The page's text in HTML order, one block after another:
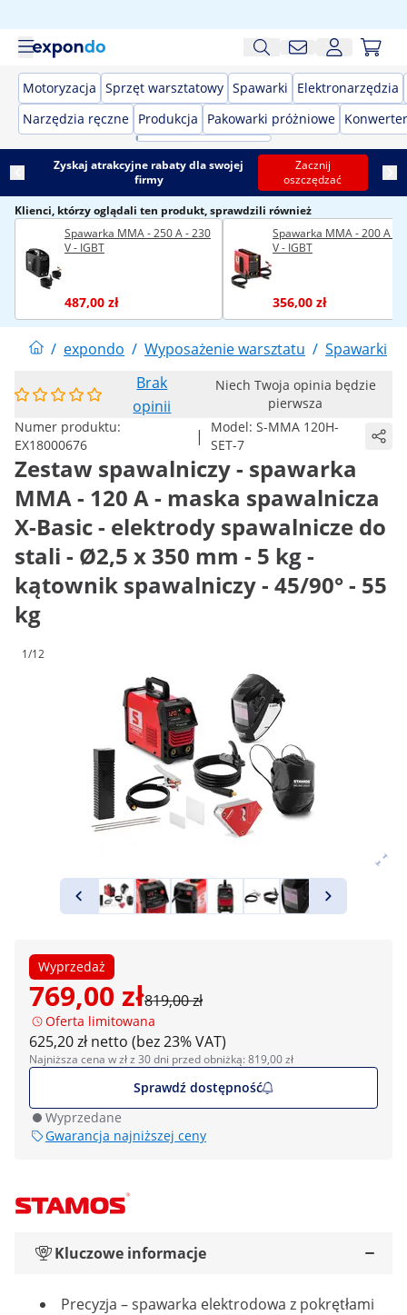
Motoryzacja Sprzęt warsztatowy Spawarki
Elektronarzędzia
Narzędzia ręczne Produkcja Pakowarki próżniowe
Zyskaj atrakcyjne rabaty dla swojej
firmy
Zacznij
oszczędzać
Klienci, którzy oglądali ten produkt, sprawdzili również
Spawarka MMA - 250 A - 230
V - IGBT
487,00 zł
Spawarka MMA - 200 A -
V - IGBT
356,00 zł
/ expondo / Wyposażenie warsztatu / Spawarki
Brak
opinii
Niech Twoja opinia będzie
pierwsza
Numer produktu:
EX18000676
| Model:S-MMA 120H-
SET-7
Zestaw spawalniczy - spawarka
MMA - 120 A - maska spawalnicza
X-Basic - elektrody spawalnicze do
stali - Ø2,5 x 350 mm - 5 kg -
kątownik spawalniczy - 45/90° - 55
kg
1/12
Wyprzedaż
769,00 zł819,00 zł
Oferta limitowana
625,20 zł netto (bez 23% VAT)
Najniższa cena w zł z 30 dni przed obniżką: 819,00 zł
Sprawdź dostępność
Wyprzedane
Gwarancja najniższej ceny
Kluczowe informacje
Precyzja – spawarka elektrodowa z pokrętłami